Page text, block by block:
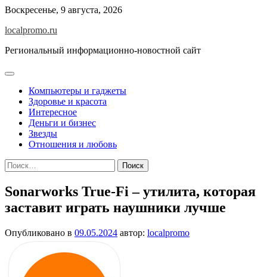
Перейти
содержимому
Воскресенье, 9 августа, 2026
localpromo.ru
Региональный информационно-новостной сайт
Компьютеры и гаджеты
Здоровье и красота
Интересное
Деньги и бизнес
Звезды
Отношения и любовь
Найти:
Sonarworks True-Fi – утилита, которая
заставит играть наушники лучше
Опубликовано в 09.05.2024 автор: localpromo